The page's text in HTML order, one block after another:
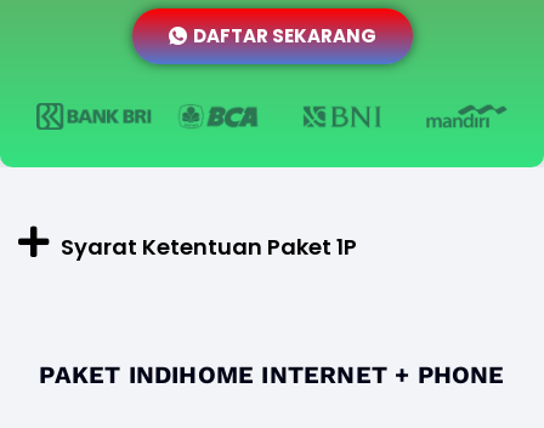
DAFTAR SEKARANG
Syarat Ketentuan Paket 1P
PAKET INDIHOME INTERNET + PHONE